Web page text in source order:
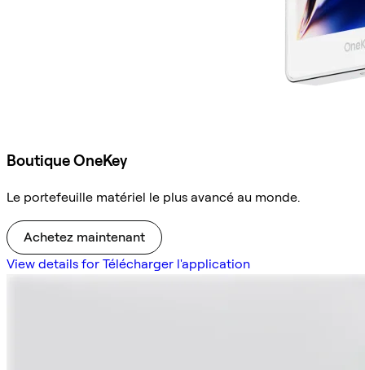
Boutique OneKey
Le portefeuille matériel le plus avancé au monde.
Achetez maintenant
View details for Télécharger l'application